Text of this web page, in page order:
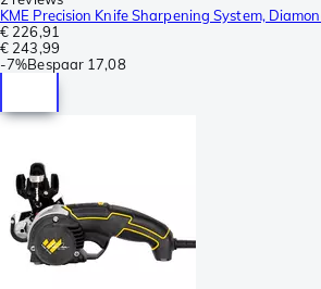
KME Precision Knife Sharpening System,
€ 226,91
€ 243,99
-7%Bespaar 17,08